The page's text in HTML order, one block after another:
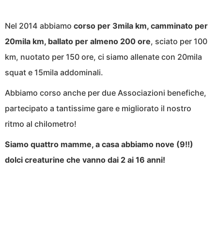
Nel 2014 abbiamo corso per 3mila km, camminato per
20mila km, ballato per almeno 200 ore, sciato per 100
km, nuotato per 150 ore, ci siamo allenate con 20mila
squat e 15mila addominali.
Abbiamo corso anche per due Associazioni benefiche,
partecipato a tantissime gare e migliorato il nostro
ritmo al chilometro!
Siamo quattro mamme, a casa abbiamo nove (9!!)
dolci creaturine che vanno dai 2 ai 16 anni!